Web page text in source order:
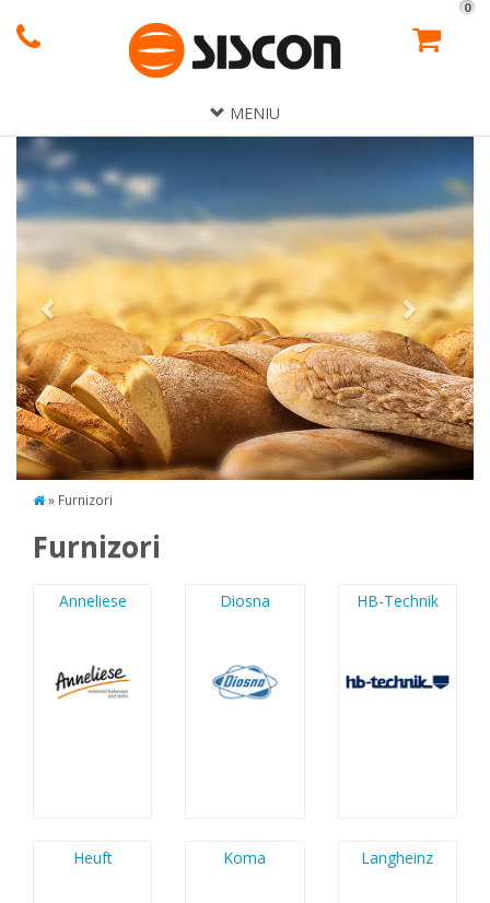
0
MENIU
Previous Next
» Furnizori
Furnizori
Anneliese Diosna HB-Technik
Heuft Koma Langheinz